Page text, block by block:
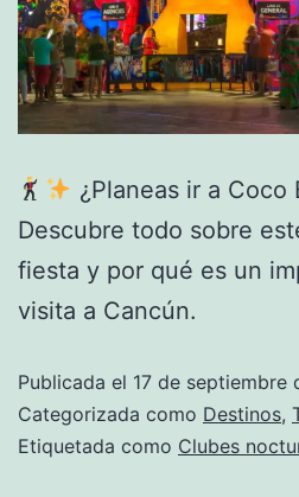
¿Planeas ir a Coco
Descubre todo sobre
fiesta y por qué es un
visita a Cancún.
Publicada el 17 de septiembre
Categorizada como Destinos,
Etiquetada como Clubes